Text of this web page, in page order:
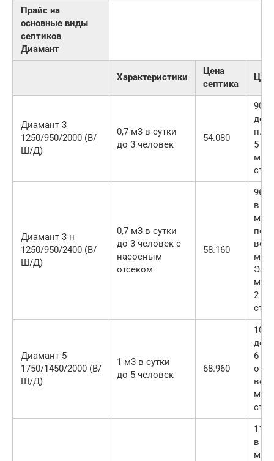
Прайс на
основные виды
септиков
Диамант
Характеристики
Цена
септика
Диамант 3
1250/950/2000 (В/
Ш/Д)
0,7 м3 в сутки
до 3 человек
54.080
п.
5 п.
Диамант 3 н
1250/950/2400 (В/
Ш/Д)
0,7 м3 в сутки
до 3 человек с
насосным
отсеком
58.160
в т.
2 п.
Диамант 5
1750/1450/2000 (В/
Ш/Д)
1 м3 в сутки
до 5 человек
68.960
6 п.
в т.